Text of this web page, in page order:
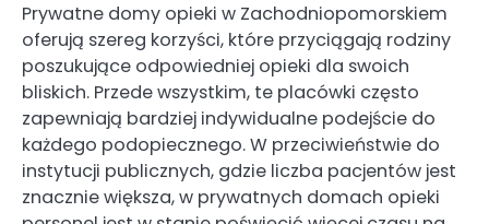
Prywatne domy opieki w Zachodniopomorskiem
oferują szereg korzyści, które przyciągają rodziny
poszukujące odpowiedniej opieki dla swoich
bliskich. Przede wszystkim, te placówki często
zapewniają bardziej indywidualne podejście do
każdego podopiecznego. W przeciwieństwie do
instytucji publicznych, gdzie liczba pacjentów jest
znacznie większa, w prywatnych domach opieki